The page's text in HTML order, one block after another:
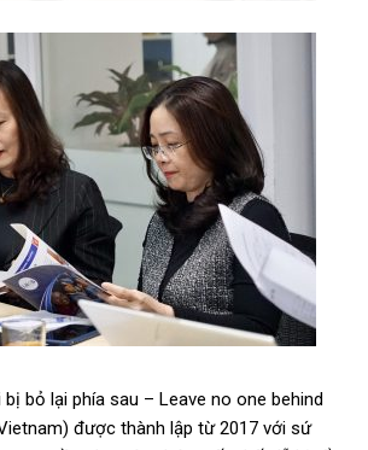
bỏ lại phía sau – Leave no one behind
được thành lập từ 2017 với sứ